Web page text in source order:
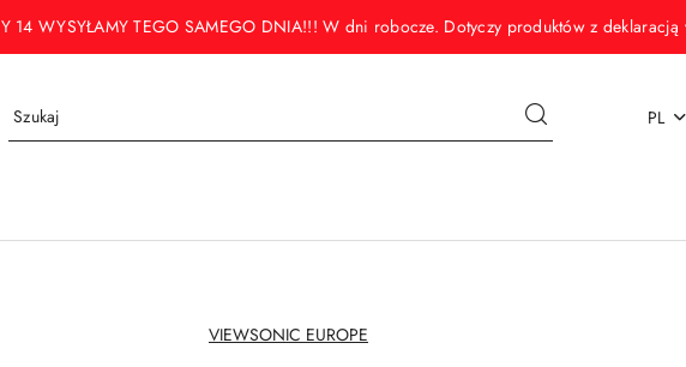
14 WYSYŁAMY TEGO SAMEGO DNIA!!! W dni robocze. Dotyczy produktów z deklaracją
PL
NAZWA
PRODUCENTA:
VIEWSONIC EUROPE